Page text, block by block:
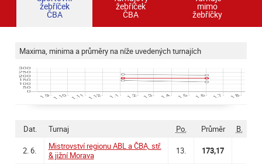
žebříček
ČBA
žebříček
ČBA
mimo
žebříčky
Maxima, minima a průměry na níže uvedených turnajích
Dat. Turnaj Po. Průměr B.
2. 6.
Mistrovství regionu ABL a ČBA, stř.
& jižní Morava
13. 173,17